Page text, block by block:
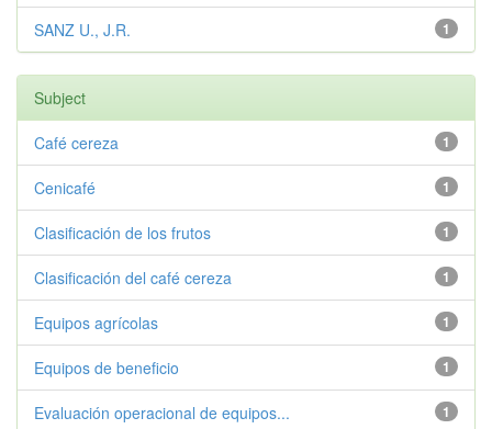
1
SANZ U., J.R.
Subject
1
Café cereza
1
Cenicafé
1
Clasificación de los frutos
1
Clasificación del café cereza
1
Equipos agrícolas
1
Equipos de beneficio
1
Evaluación operacional de equipos...